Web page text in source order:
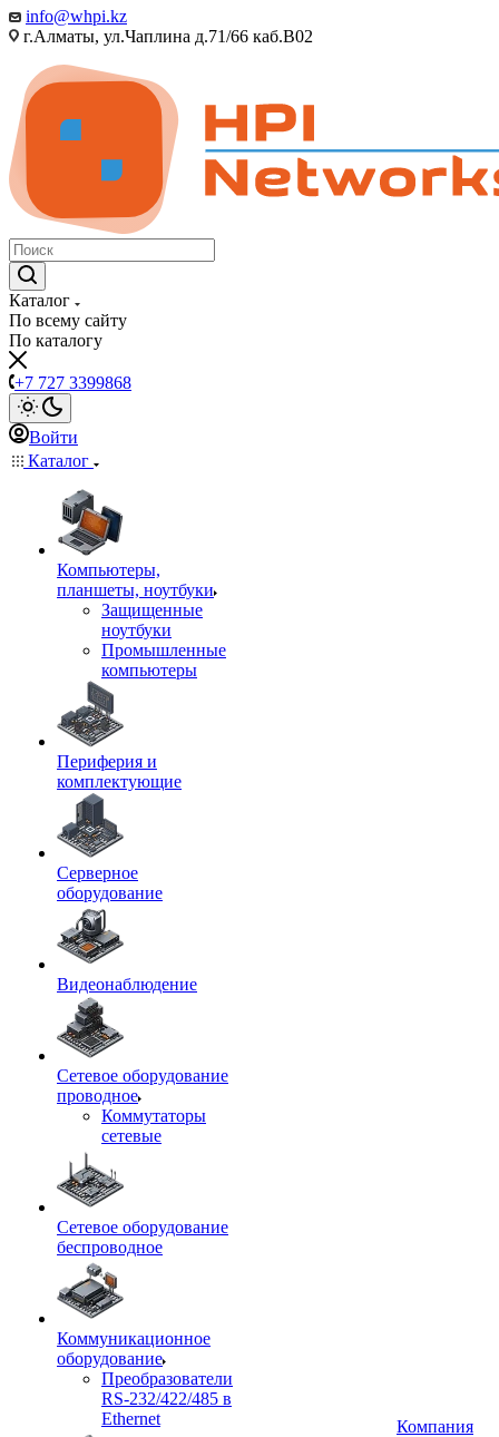
info@whpi.kz
г.Алматы, ул.Чаплина д.71/66 каб.B02
Каталог
По всему сайту
По каталогу
+7 727 3399868
Войти
Каталог
Компьютеры,
планшеты, ноутбуки
Защищенные
ноутбуки
Промышленные
компьютеры
Периферия и
комплектующие
Серверное
оборудование
Видеонаблюдение
Сетевое оборудование
проводное
Коммутаторы
сетевые
Сетевое оборудование
беспроводное
Коммуникационное
оборудование
Преобразователи
RS-232/422/485 в
Ethernet
Компания